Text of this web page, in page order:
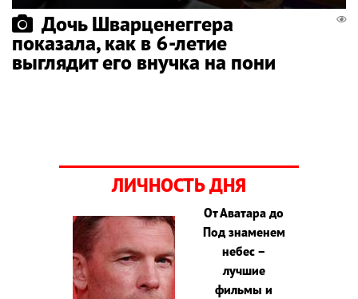
Дочь Шварценеггера
показала, как в 6-летие
выглядит его внучка на пони
ЛИЧНОСТЬ ДНЯ
От Аватара до
Под знаменем
небес –
лучшие
фильмы и